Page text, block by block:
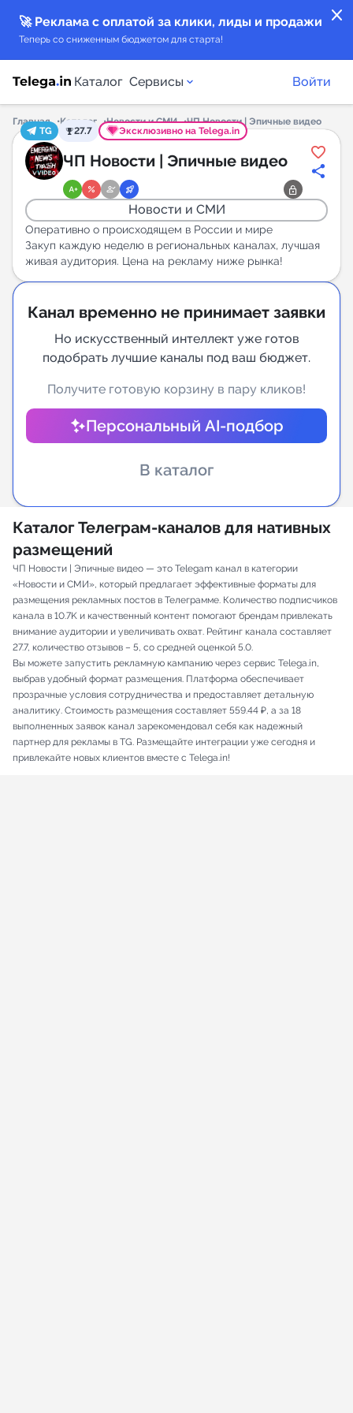
close
🚀 Реклама с оплатой за клики, лиды и продажи
Теперь со сниженным бюджетом для старта!
Каталог Сервисы
Каталог каналов
Каталог ботов
Горящие предложения
Индекс читаемости каналов в Telegram
Аналитика MAX каналов
New
Индивидуальное сопровождение
Аналитика Telegram
Войти
Главная Каталог Новости и СМИ
ЧП Новости | Эпичные видео
TG
27.7 Эксклюзивно на Telega.in
ЧП Новости | Эпичные видео
Новости и СМИ
Оперативно о происходящем в России и мире
Закуп каждую неделю в региональных каналах, лучшая
живая аудитория. Цена на рекламу ниже рынка!
Канал временно не принимает заявки
Но искусственный интеллект уже готов
подобрать лучшие каналы под ваш бюджет.
Получите готовую корзину в пару кликов!
Персональный AI-подбор
В каталог
Каталог Телеграм-каналов для нативных
размещений
ЧП Новости | Эпичные видео — это Telegam канал в категории
«Новости и СМИ», который предлагает эффективные форматы для
размещения рекламных постов в Телеграмме. Количество подписчиков
канала в 10.7K и качественный контент помогают брендам привлекать
внимание аудитории и увеличивать охват. Рейтинг канала составляет
27.7, количество отзывов – 5, со средней оценкой 5.0.
Вы можете запустить рекламную кампанию через сервис Telega.in,
выбрав удобный формат размещения. Платформа обеспечивает
прозрачные условия сотрудничества и предоставляет детальную
аналитику. Стоимость размещения составляет 559.44 ₽, а за 18
выполненных заявок канал зарекомендовал себя как надежный
партнер для рекламы в TG. Размещайте интеграции уже сегодня и
привлекайте новых клиентов вместе с Telega.in!